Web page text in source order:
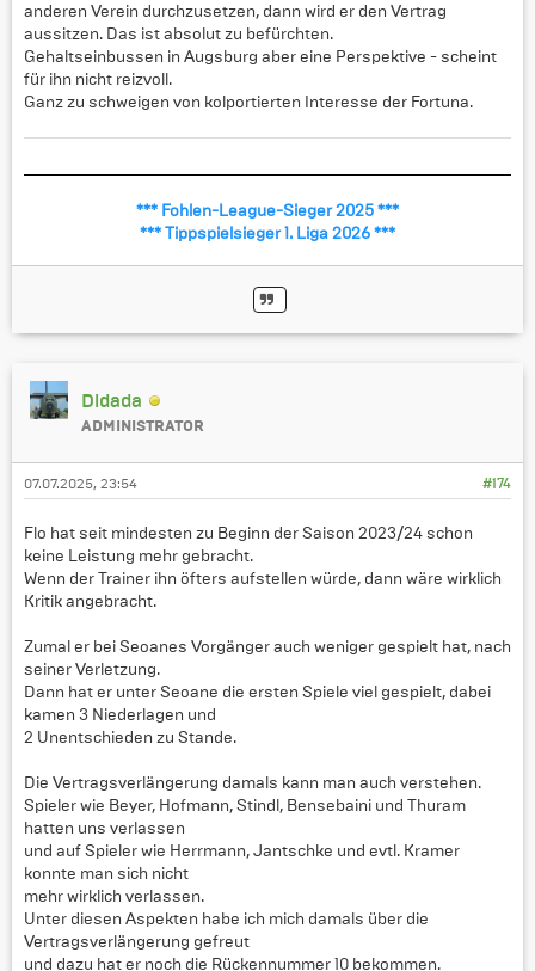
anderen Verein durchzusetzen, dann wird er den Vertrag
aussitzen. Das ist absolut zu befürchten.
Gehaltseinbussen in Augsburg aber eine Perspektive - scheint
für ihn nicht reizvoll.
Ganz zu schweigen von kolportierten Interesse der Fortuna.
*** Fohlen-League-Sieger 2025 ***
*** Tippspielsieger 1. Liga 2026 ***
Didada
ADMINISTRATOR
#174
07.07.2025, 23:54
Flo hat seit mindesten zu Beginn der Saison 2023/24 schon
keine Leistung mehr gebracht.
Wenn der Trainer ihn öfters aufstellen würde, dann wäre wirklich
Kritik angebracht.
Zumal er bei Seoanes Vorgänger auch weniger gespielt hat, nach
seiner Verletzung.
Dann hat er unter Seoane die ersten Spiele viel gespielt, dabei
kamen 3 Niederlagen und
2 Unentschieden zu Stande.
Die Vertragsverlängerung damals kann man auch verstehen.
Spieler wie Beyer, Hofmann, Stindl, Bensebaini und Thuram
hatten uns verlassen
und auf Spieler wie Herrmann, Jantschke und evtl. Kramer
konnte man sich nicht
mehr wirklich verlassen.
Unter diesen Aspekten habe ich mich damals über die
Vertragsverlängerung gefreut
und dazu hat er noch die Rückennummer 10 bekommen.